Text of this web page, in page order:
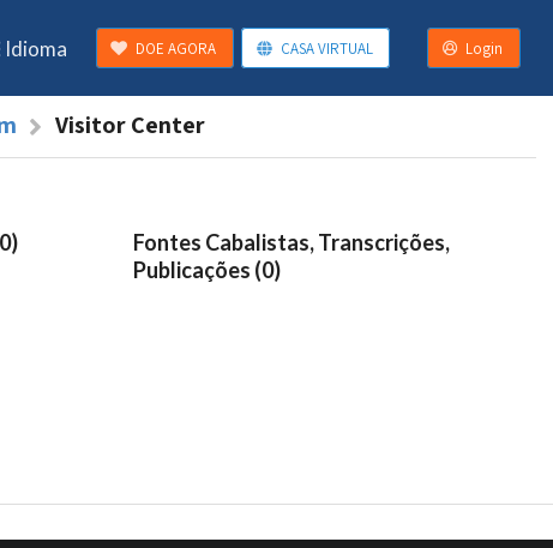
Idioma DOE AGORA CASA VIRTUAL Login
Visitor Center
Fontes Cabalistas, Transcrições,
Publicações (0)